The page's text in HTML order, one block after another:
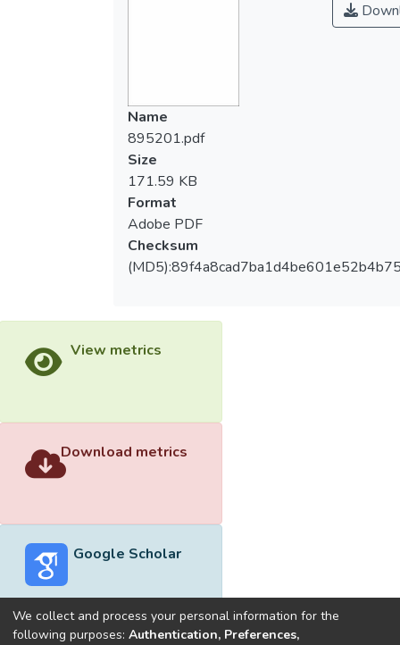
Name
895201.pdf
Size
171.59 KB
Format
Adobe PDF
Checksum
View metrics
Download metrics
Google Scholar
We collect and process your personal information for the
following purposes: Authentication, Preferences,